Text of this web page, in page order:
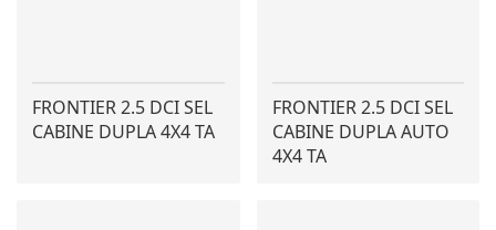
FRONTIER 2.5 DCI SEL
CABINE DUPLA 4X4 TA
FRONTIER 2.5 DCI SEL
CABINE DUPLA AUTO
4X4 TA